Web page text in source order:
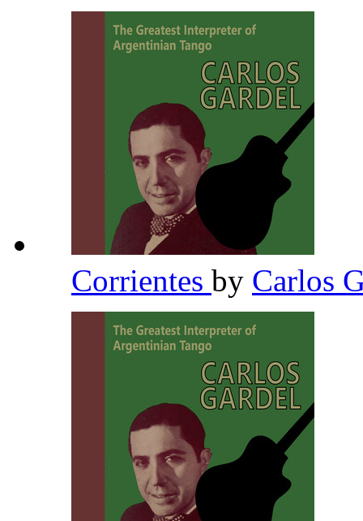
Corrientes by Carlos